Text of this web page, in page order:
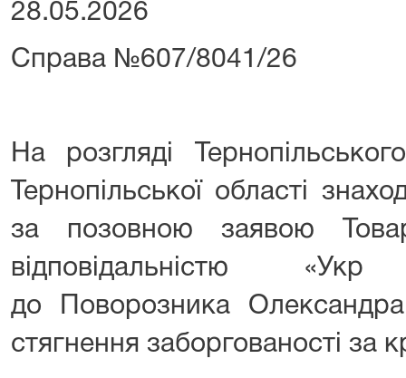
28.05.2026
Справа №607/8041/26
На розгляді
Тернопільської області
за позовною заявою
відповідальністю
до Поворозника
стягнення заборгованості за